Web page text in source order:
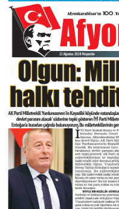
RESMI İLANLAR
E-GAZETE
CANLI YAYIN